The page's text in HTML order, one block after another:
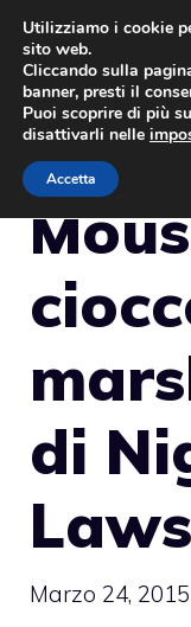
Vai
contenuto
di
Marzo 24, 2015
Utilizziamo i cookie
sito web.
Cliccando sulla
banner, presti il
Puoi scoprire di più
disattivarli nelle
Accetta